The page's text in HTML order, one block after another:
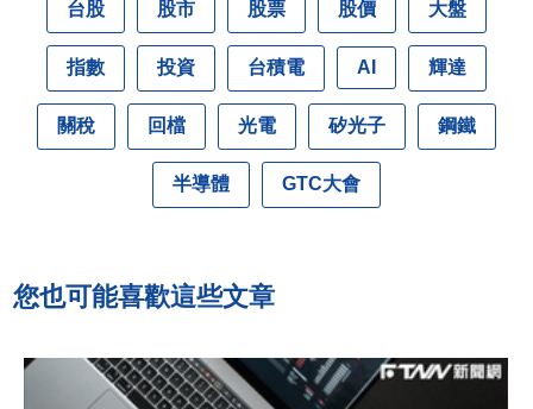
台股 股市 股票 股價 大盤
指數 投資 台積電 AI 輝達
關稅 回檔 光電 矽光子 鋼鐵
半導體 GTC大會
您也可能喜歡這些文章